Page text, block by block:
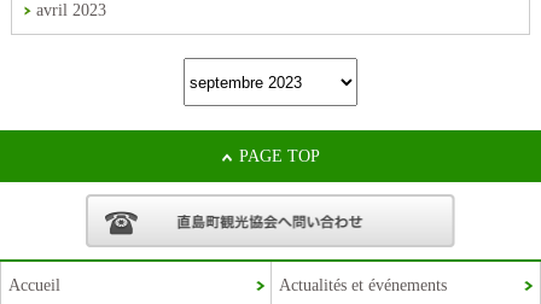
avril 2023
PAGE TOP
Accueil Actualités et événements